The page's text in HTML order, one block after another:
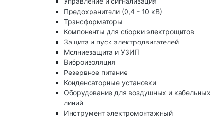
Предохранители (0,4 - 10 кВ)
Трансформаторы
Компоненты для сборки электрощитов
Защита и пуск электродвигателей
Молниезащита и УЗИП
Виброизоляция
Резервное питание
Конденсаторные установки
Оборудование для воздушных и кабельных
линий
Инструмент электромонтажный